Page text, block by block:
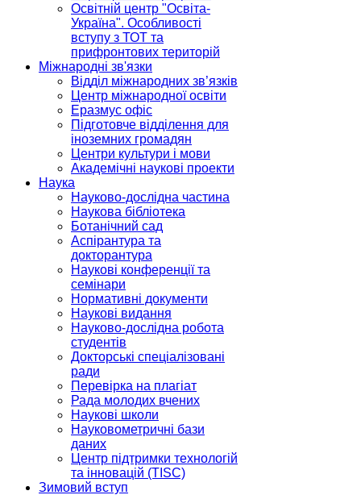
Освітній центр "Освіта-
Україна". Особливості
вступу з ТОТ та
прифронтових територій
Міжнародні зв'язки
Відділ міжнародних зв’язків
Центр міжнародної освіти
Еразмус офіс
Підготовче відділення для
іноземних громадян
Центри культури і мови
Академічні наукові проекти
Наука
Науково-дослідна частина
Наукова бібліотека
Ботанічний сад
Аспірантура та
докторантура
Наукові конференції та
семінари
Нормативні документи
Наукові видання
Науково-дослідна робота
студентів
Докторські спеціалізовані
ради
Перевірка на плагіат
Рада молодих вчених
Наукові школи
Науковометричні бази
даних
Центр підтримки технологій
та інновацій (TISC)
Зимовий вступ